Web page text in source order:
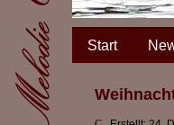
Start